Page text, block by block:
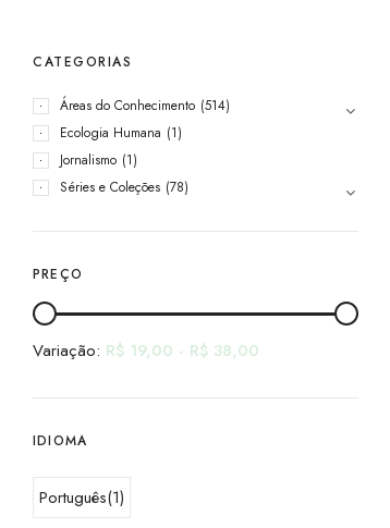
CATEGORIAS
Áreas do Conhecimento (514)
Ecologia Humana (1)
Jornalismo (1)
Séries e Coleções (78)
PREÇO
Variação: R$ 19,00 - R$ 38,00
IDIOMA
Português(1)